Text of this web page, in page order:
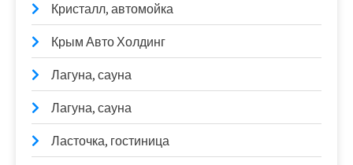
Кристалл, автомойка
Крым Авто Холдинг
Лагуна, сауна
Лагуна, сауна
Ласточка, гостиница